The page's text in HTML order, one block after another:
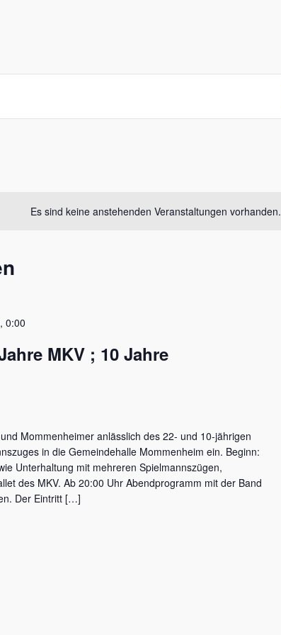
Es sind keine anstehenden Veranstaltungen vorhanden.
0:00
MKV ; 10 Jahre
Mommenheimer anlässlich des 22- und 10-jährigen
in die Gemeindehalle Mommenheim ein. Beginn:
Unterhaltung mit mehreren Spielmannszügen,
des MKV. Ab 20:00 Uhr Abendprogramm mit der Band
Der Eintritt […]